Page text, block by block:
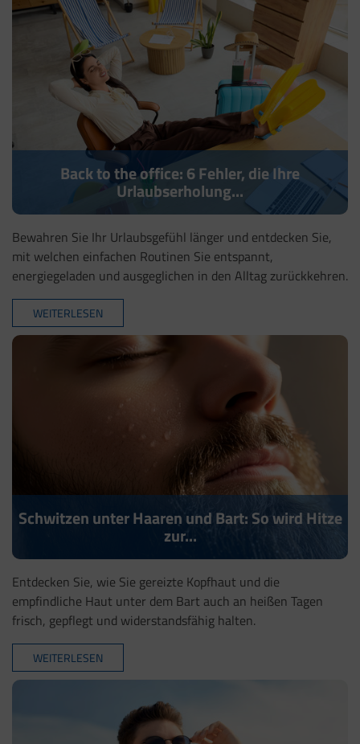
Back to the office: 6 Fehler, die Ihre
Urlaubserholung...
Bewahren Sie Ihr Urlaubsgefühl länger und entdecken Sie,
mit welchen einfachen Routinen Sie entspannt,
energiegeladen und ausgeglichen in den Alltag zurückkehren.
WEITERLESEN
Schwitzen unter Haaren und Bart: So wird Hitze
zur...
Entdecken Sie, wie Sie gereizte Kopfhaut und die
empfindliche Haut unter dem Bart auch an heißen Tagen
frisch, gepflegt und widerstandsfähig halten.
WEITERLESEN